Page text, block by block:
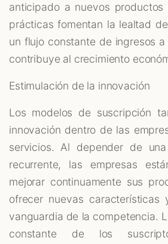
anticipado a nuevos productos
prácticas fomentan la lealtad
un flujo constante de ingresos
contribuye al crecimiento
Estimulación de la innovación
Los modelos de suscripción
innovación dentro de las
servicios. Al depender de
recurrente, las empresas
mejorar continuamente sus
ofrecer nuevas características
vanguardia de la competencia.
constante de los